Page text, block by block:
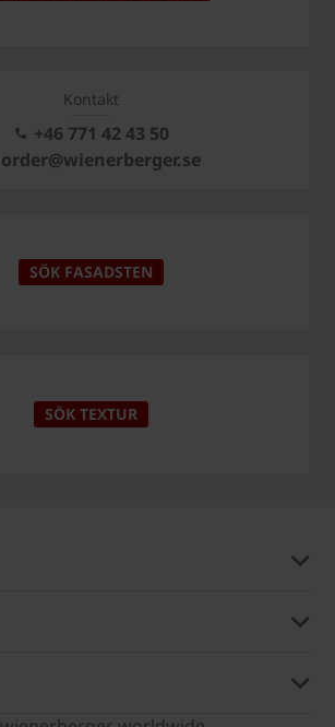
Kontakt
+46 771 42 43 50
order@wienerberger.se
SÖK FASADSTEN
SÖK TEXTUR